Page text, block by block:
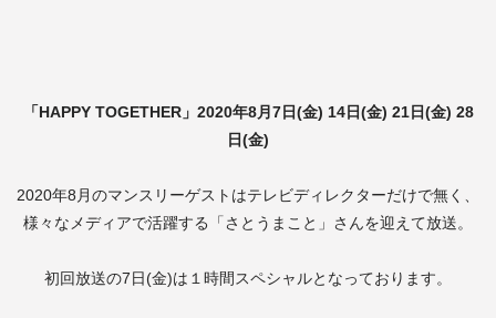
「HAPPY TOGETHER」2020年8月7日(金) 14日(金) 21日(金) 28
日(金)
2020年8月のマンスリーゲストはテレビディレクターだけで無く、
様々なメディアで活躍する「さとうまこと」さんを迎えて放送。
初回放送の7日(金)は１時間スペシャルとなっております。